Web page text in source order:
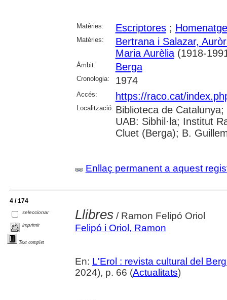
Matèries: Escriptores; Homenatge
Matèries:
Bertrana i Salazar,
Maria Aurèlia(1918-
Àmbit: Berga
Cronologia: 1974
Accés: https://raco.cat/
Localització: Biblioteca de
UAB: Sibhil·la; Institut
Cluet (Berga); B.
Enllaç permanent a aquest
4 / 174
seleccionar
imprimir
Text complet
Llibres/ Ramon Felipó Oriol
Felipó i Oriol, Ramon
En: L'Erol : revista cultural del
2024), p. 66 (Actualitats)